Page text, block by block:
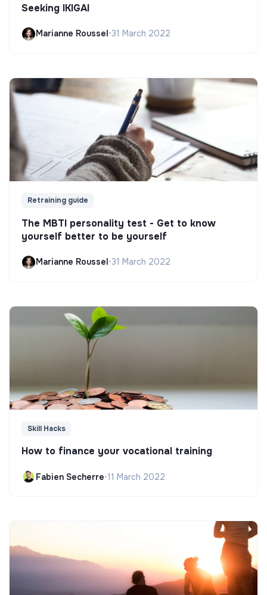
Seeking IKIGAI
Marianne Roussel •31 March 2022
Retraining guide
The MBTI personality test - Get to know
yourself better to be yourself
Marianne Roussel•31 March 2022
Skill Hacks
How to finance your vocational training
Fabien Secherre•11 March 2022